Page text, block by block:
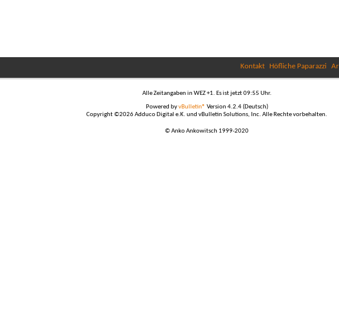
Kontakt Höfliche Paparazzi
Alle Zeitangaben in WEZ +1. Es ist jetzt09:55 Uhr.
Powered byvBulletin® Version 4.2.4 (Deutsch)
Copyright ©2026 Adduco Digital e.K. und vBulletin Solutions, Inc. Alle Rechte vorbehalten.
© Anko Ankowitsch 1999-2020